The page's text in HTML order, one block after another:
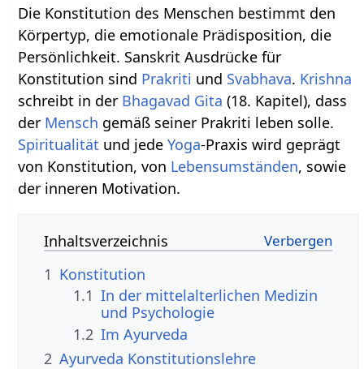
Die Konstitution des Menschen bestimmt den
Körpertyp, die emotionale Prädisposition, die
Persönlichkeit. Sanskrit Ausdrücke für
Konstitution sind Prakriti und Svabhava. Krishna
schreibt in der Bhagavad Gita (18. Kapitel), dass
der Mensch gemäß seiner Prakriti leben solle.
Spiritualität und jedeYoga-Praxis wird geprägt
von Konstitution, von Lebensumständen, sowie
der inneren Motivation.
Inhaltsverzeichnis
1 Konstitution
1.1 In der mittelalterlichen Medizin
und Psychologie
1.2 Im Ayurveda
2 Ayurveda Konstitutionslehre